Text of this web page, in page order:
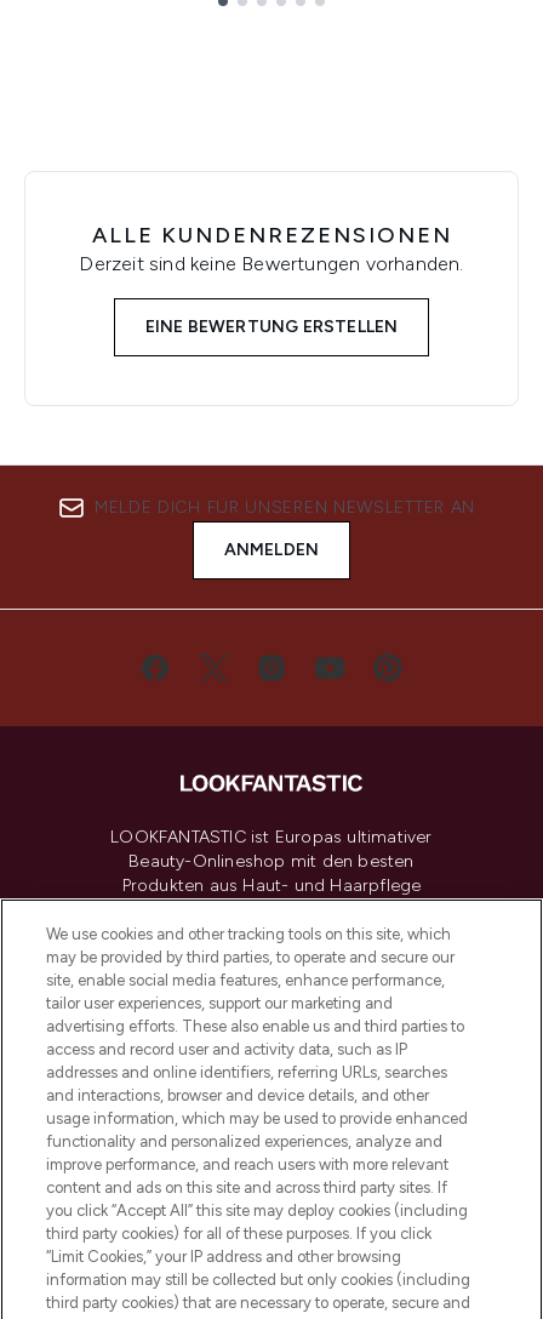
ALLE KUNDENREZENSIONEN
Derzeit sind keine Bewertungen vorhanden.
EINE BEWERTUNG ERSTELLEN
MELDE DICH FÜR UNSEREN NEWSLETTER AN
ANMELDEN
LOOKFANTASTIC ist Europas ultimativer
Beauty-Onlineshop mit den besten
Produkten aus Haut- und Haarpflege
renommierten Marken. Shoppe online
oder über die App mit kostenloser
Lieferung ab einem Einkaufswert von 30€.
Cookie-Einwilligung
Do Not Sell or Share My Personal
Information
HILFE & INFORMATION
IMPRESSUM
ÜBER LOOKFANTASTIC
We use cookies and other tracking tools on this site, which
may be provided by third parties, to operate and secure our
site, enable social media features, enhance performance,
tailor user experiences, support our marketing and
advertising efforts. These also enable us and third parties to
access and record user and activity data, such as IP
addresses and online identifiers, referring URLs, searches
and interactions, browser and device details, and other
usage information, which may be used to provide enhanced
functionality and personalized experiences, analyze and
improve performance, and reach users with more relevant
content and ads on this site and across third party sites. If
you click “Accept All” this site may deploy cookies (including
third party cookies) for all of these purposes. If you click
“Limit Cookies,” your IP address and other browsing
information may still be collected but only cookies (including
third party cookies) that are necessary to operate, secure and